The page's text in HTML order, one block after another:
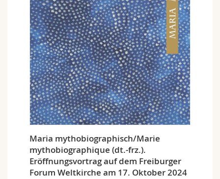
Sciences et médecine
Interfacultaire
Collaborateurs
Doctorants
Webmail
Programme des cours
MyUnifr
Maria mythobiographisch/Marie
mythobiographique (dt.-frz.).
Eröffnungsvortrag auf dem Freiburger
Forum Weltkirche am 17. Oktober 2024